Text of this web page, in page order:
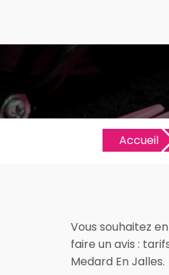
Accueil
Vous souhaitez
faire un avis :
Medard En Jalles.